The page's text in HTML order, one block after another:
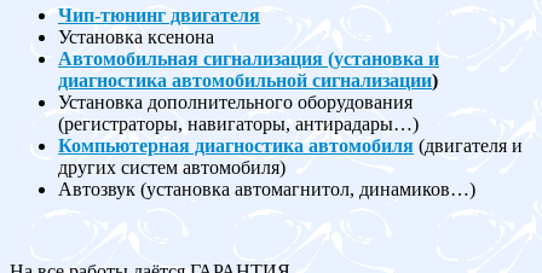
Чип-тюнинг двигателя
Установка ксенона
Автомобильная сигнализация (установка и
диагностика автомобильной сигнализации)
Установка дополнительного оборудования
(регистраторы, навигаторы, антирадары…)
Компьютерная диагностика автомобиля (двигателя и
других систем автомобиля)
Автозвук (установка автомагнитол, динамиков…)